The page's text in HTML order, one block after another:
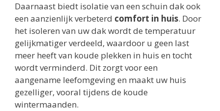
Daarnaast biedt isolatie van een schuin dak ook
een aanzienlijk verbeterd comfort in huis. Door
het isoleren van uw dak wordt de temperatuur
gelijkmatiger verdeeld, waardoor u geen last
meer heeft van koude plekken in huis en tocht
wordt verminderd. Dit zorgt voor een
aangename leefomgeving en maakt uw huis
gezelliger, vooral tijdens de koude
wintermaanden.